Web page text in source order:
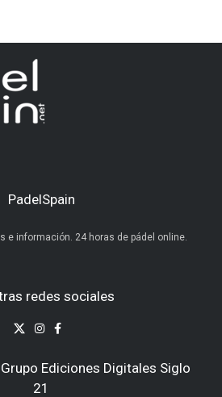
PadelSpain
e información. 24 horas de pádel online.
redes sociales
Ediciones Digitales Siglo
21